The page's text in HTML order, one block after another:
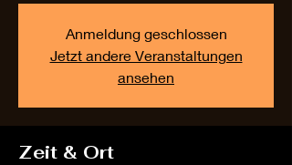
Anmeldung geschlossen
Jetzt andere Veranstaltungen
ansehen
Zeit & Ort